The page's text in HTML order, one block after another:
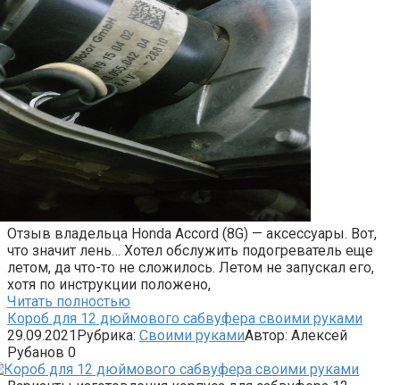
Отзыв владельца Honda Accord (8G) — аксессуары. Вот,
что значит лень… Хотел обслужить подогреватель еще
летом, да что-то не сложилось. Летом не запускал его,
хотя по инструкции положено,
Читать полностью
Короб для 12 дюймового сабвуфера своими руками
29.09.2021Рубрика: Своими рукамиАвтор: Алексей
Рубанов 0